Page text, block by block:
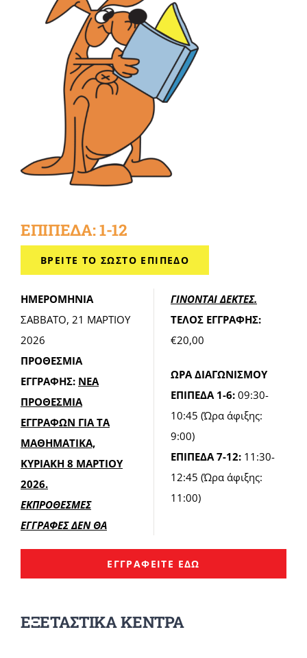
Καλοκαιρινό Σχολείο
Γενικές Σελίδες
STUDY MEDICINE
Επικοινωνία
ΕΠΙΠΕΔΑ: 1-12
ΒΡΕΙΤΕ ΤΟ ΣΩΣΤΟ ΕΠΙΠΕΔΟ
ΗΜΕΡΟΜΗΝΙΑ
ΣΑΒΒΑΤΟ, 21 ΜΑΡΤΙΟΥ
2026
ΠΡΟΘΕΣΜΙΑ
ΕΓΓΡΑΦΗΣ: ΝΕΑ
ΠΡΟΘΕΣΜΙΑ
ΕΓΓΡΑΦΩΝ ΓΙΑ ΤΑ
ΜΑΘΗΜΑΤΙΚΑ,
ΚΥΡΙΑΚΗ 8 ΜΑΡΤΙΟΥ
2026.
ΕΚΠΡΟΘΕΣΜΕΣ
ΕΓΓΡΑΦΕΣ ΔΕΝ ΘΑ
ΓΙΝΟΝΤΑΙ ΔΕΚΤΕΣ.
ΤΕΛΟΣ ΕΓΓΡΑΦΗΣ:
€20,00
ΩΡΑ ΔΙΑΓΩΝΙΣΜΟΥ
ΕΠΙΠΕΔΑ 1-6: 09:30-
10:45 (Ώρα άφιξης:
9:00)
ΕΠΙΠΕΔΑ 7-12: 11:30-
12:45 (Ώρα άφιξης:
11:00)
ΕΓΓΡΑΦΕΙΤΕ ΕΔΩ
ΕΞΕΤΑΣΤΙΚΑ ΚΕΝΤΡΑ